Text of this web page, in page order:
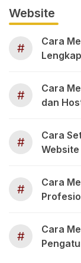
Website
#
Cara
Lengkap
#
Cara
dan
#
Cara
#
Cara
#
Cara